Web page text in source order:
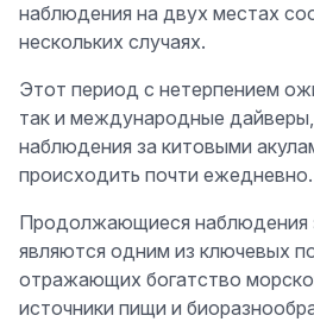
наблюдения на двух местах
нескольких случаях.
Этот период с нетерпением
так и международные
наблюдения за китовыми
происходить почти ежедневно.
Продолжающиеся наблюдения
являются одним из ключевых
отражающих богатство
источники пищи и